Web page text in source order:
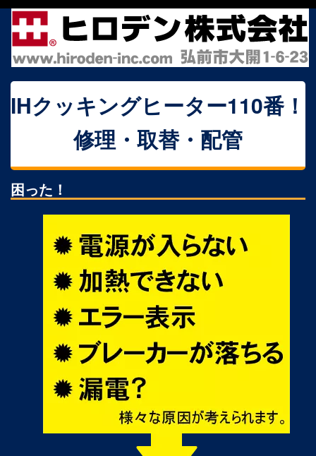
IHクッキングヒーター110番！
修理・取替・配管
困った！